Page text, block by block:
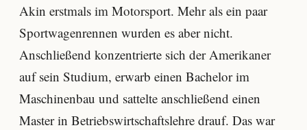
Akin erstmals im Motorsport. Mehr als ein paar
Sportwagenrennen wurden es aber nicht.
Anschließend konzentrierte sich der Amerikaner
auf sein Studium, erwarb einen Bachelor im
Maschinenbau und sattelte anschließend einen
Master in Betriebswirtschaftslehre drauf. Das war